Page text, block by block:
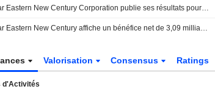
Far Eastern New Century Corporation publie ses résultats pour le premier trimestre clos le 31 mars 2026
Far Eastern New Century affiche un bénéfice net de 3,09 milliards de TWD au premier trimestre
Valorisation Consensus Ratings
d'Activités